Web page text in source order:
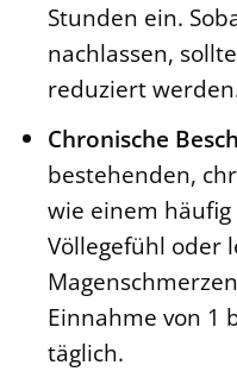
Stunden ein.
nachlassen,
reduziert
Chronische
bestehenden,
wie einem
Völlegefühl oder
Einnahme von 1
täglich.